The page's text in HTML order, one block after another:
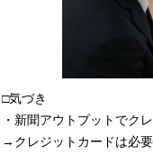
□気づき
・新聞アウトプットでク
→クレジットカードは必